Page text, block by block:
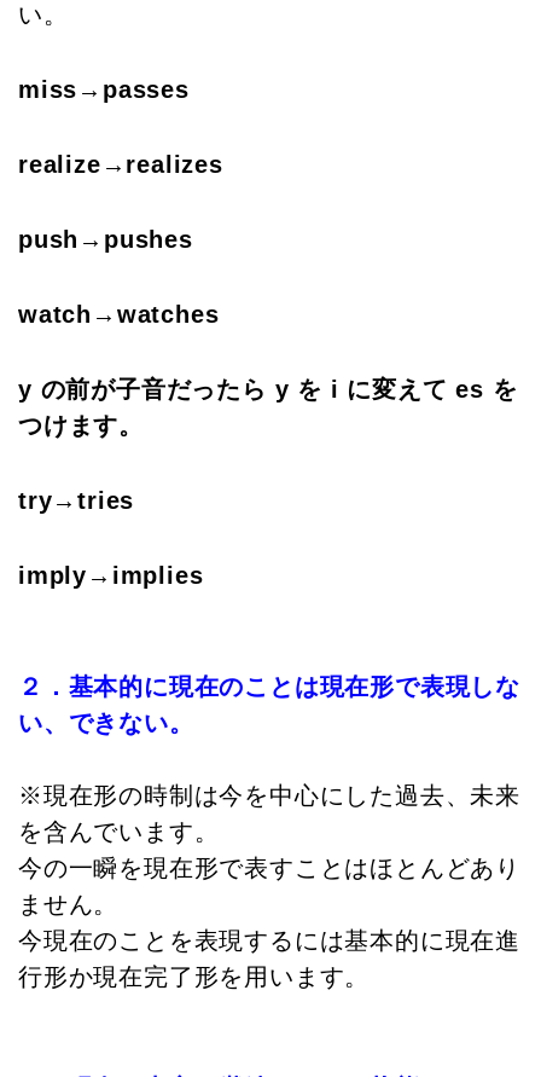
い。
miss→passes
realize→realizes
push→pushes
watch→watches
y の前が子音だったら y を i に変えて es を
つけます。
try→tries
imply→implies
２．基本的に現在のことは現在形で表現しな
い、できない。
※現在形の時制は今を中心にした過去、未来
を含んでいます。
今の一瞬を現在形で表すことはほとんどあり
ません。
今現在のことを表現するには基本的に現在進
行形か現在完了形を用います。